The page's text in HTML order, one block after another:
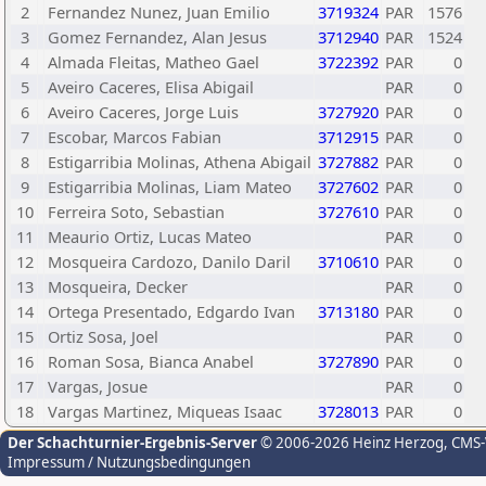
2
Fernandez Nunez, Juan Emilio 3719324 PAR
1576
3
Gomez Fernandez, Alan Jesus 3712940 PAR
1524
4
Almada Fleitas, Matheo Gael 3722392 PAR
0
5
Aveiro Caceres, Elisa Abigail PAR
0
6
Aveiro Caceres, Jorge Luis 3727920 PAR
0
7
Escobar, Marcos Fabian 3712915 PAR
0
8
Estigarribia Molinas, Athena Abigail 3727882 PAR
0
9
Estigarribia Molinas, Liam Mateo 3727602 PAR
0
10
Ferreira Soto, Sebastian 3727610 PAR
0
11
Meaurio Ortiz, Lucas Mateo PAR
0
12
Mosqueira Cardozo, Danilo Daril 3710610 PAR
0
13
Mosqueira, Decker PAR
0
14
Ortega Presentado, Edgardo Ivan 3713180 PAR
0
15
Ortiz Sosa, Joel PAR
0
16
Roman Sosa, Bianca Anabel 3727890 PAR
0
17
Vargas, Josue PAR
0
18
Vargas Martinez, Miqueas Isaac 3728013 PAR 0
Der Schachturnier-Ergebnis-Server© 2006-2026 Heinz Herzog,
Impressum / Nutzungsbedingungen